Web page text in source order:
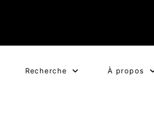
Recherche À propos